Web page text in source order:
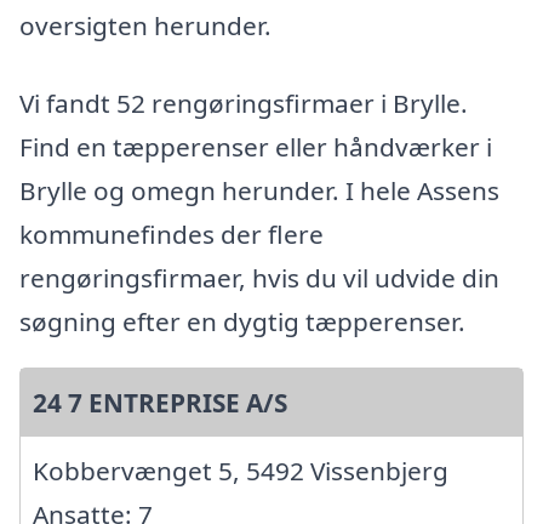
oversigten herunder.
Vi fandt 52 rengøringsfirmaer i Brylle.
Find en tæpperenser eller håndværker i
Brylle og omegn herunder. I hele Assens
kommunefindes der flere
rengøringsfirmaer, hvis du vil udvide din
søgning efter en dygtig tæpperenser.
24 7 ENTREPRISE A/S
Kobbervænget 5, 5492 Vissenbjerg
Ansatte: 7